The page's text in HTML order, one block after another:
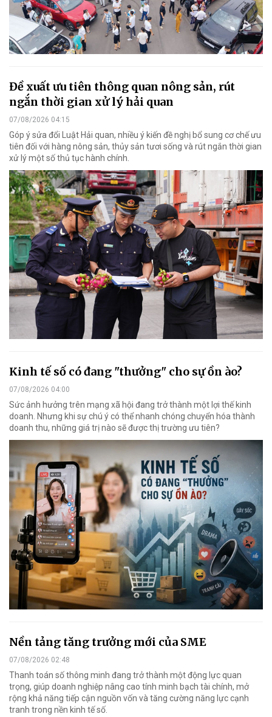
Đề xuất ưu tiên thông quan nông sản, rút
ngắn thời gian xử lý hải quan
07/08/2026 04:15
Góp ý sửa đổi Luật Hải quan, nhiều ý kiến đề nghị bổ sung cơ chế ưu
tiên đối với hàng nông sản, thủy sản tươi sống và rút ngắn thời gian
xử lý một số thủ tục hành chính.
Kinh tế số có đang "thưởng" cho sự ồn ào?
07/08/2026 04:00
Sức ảnh hưởng trên mạng xã hội đang trở thành một lợi thế kinh
doanh. Nhưng khi sự chú ý có thể nhanh chóng chuyển hóa thành
doanh thu, những giá trị nào sẽ được thị trường ưu tiên?
Nền tảng tăng trưởng mới của SME
07/08/2026 02:48
Thanh toán số thông minh đang trở thành một động lực quan
trọng, giúp doanh nghiệp nâng cao tính minh bạch tài chính, mở
rộng khả năng tiếp cận nguồn vốn và tăng cường năng lực cạnh
tranh trong nền kinh tế số.